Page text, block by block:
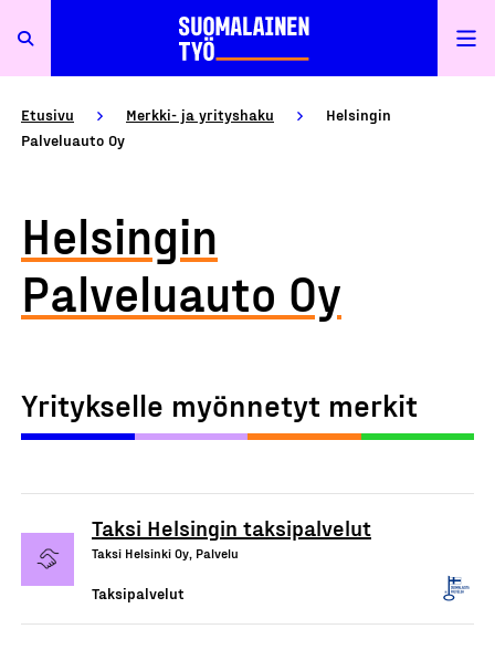
Etusivu Merkki- ja yrityshaku
Helsingin
Palveluauto Oy
Helsingin
Palveluauto Oy
Yritykselle myönnetyt merkit
Taksi Helsingin taksipalvelut
Taksi Helsinki Oy, Palvelu
Taksipalvelut